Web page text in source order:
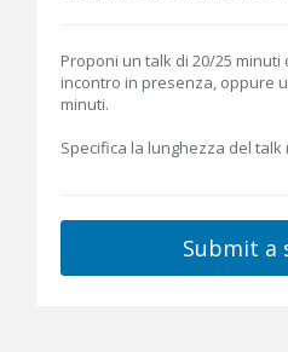
Proponi un talk di 20/25 minuti
incontro in presenza, oppure
minuti.
Specifica la lunghezza del
Submit a